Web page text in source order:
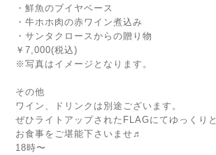
・鮮魚のブイヤベース
・牛ホホ肉の赤ワイン煮込み
・サンタクロースからの贈り物
￥7,000(税込)
※写真はイメージとなります。
その他
ワイン、ドリンクは別途ございます。
ぜひライトアップされたFLAGにてゆっくりと
お食事をご堪能下さいませ♬
18時〜